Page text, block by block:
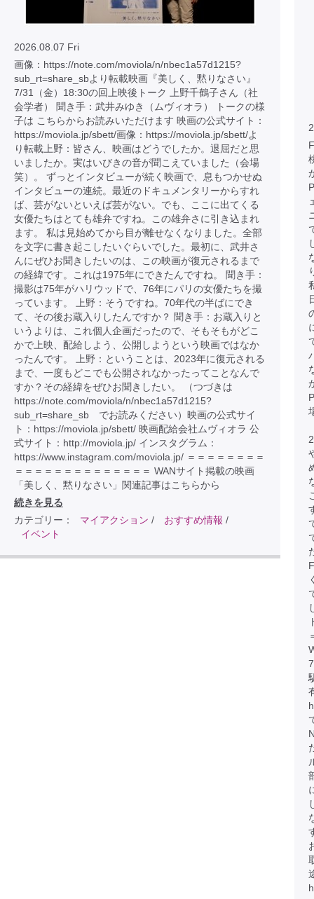
2026.08.07 Fri
画像：https://note.com/moviola/n/nbec1a57d1215?
sub_rt=share_sbより転載映画『美しく、黙りなさい』
7/31（金）18:30の回上映後トーク 上野千鶴子さん（社
会学者） 聞き手：武井みゆき（ムヴィオラ） トークの様
子は こちらからお読みいただけます 映画の公式サイト：
https://moviola.jp/sbett/画像：https://moviola.jp/sbett/よ
り転載上野：皆さん、映画はどうでしたか。退屈だと思
いましたか。実はいびきの音が聞こえていました（会場
笑）。 ずっとインタビューが続く映画で、息もつかせぬ
インタビューの連続。最近のドキュメンタリーからすれ
ば、芸がないといえば芸がない。でも、ここに出てくる
女優たちはとても雄弁ですね。この雄弁さに引き込まれ
ます。 私は見始めてから目が離せなくなりました。全部
を文字に書き起こしたいぐらいでした。最初に、武井さ
んにぜひお聞きしたいのは、この映画が復元されるまで
の経緯です。これは1975年にできたんですね。 聞き手：
撮影は75年がハリウッドで、76年にパリの女優たちを撮
っています。 上野：そうですね。70年代の半ばにでき
て、その後お蔵入りしたんですか？ 聞き手：お蔵入りと
いうよりは、これ個人企画だったので、そもそもがどこ
かで上映、配給しよう、公開しようという映画ではなか
ったんです。 上野：ということは、2023年に復元される
まで、一度もどこでも公開されなかったってことなんで
すか？その経緯をぜひお聞きしたい。 （つづきは
https://note.com/moviola/n/nbec1a57d1215?
sub_rt=share_sb でお読みください）映画の公式サイ
ト：https://moviola.jp/sbett/ 映画配給会社ムヴィオラ 公
式サイト：http://moviola.jp/ インスタグラム：
https://www.instagram.com/moviola.jp/ ＝＝＝＝＝＝＝＝
＝＝＝＝＝＝＝＝＝＝＝＝＝＝ WANサイト掲載の映画
「美しく、黙りなさい」関連記事はこちらから
続きを見る
カテゴリー：
マイアクション / おすすめ情報 /
イベント